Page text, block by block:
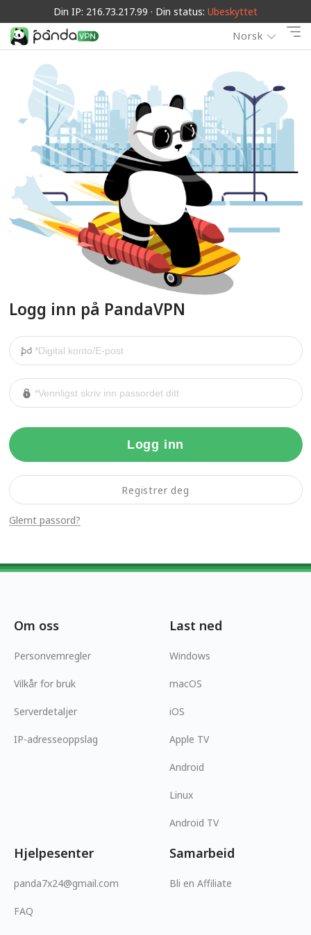
Din IP: 216.73.217.99 · Din status: Ubeskyttet
Norsk
Logg inn på PandaVPN
Logg inn
Glemt passord?
Registrer deg
Om oss
Personvernregler
Vilkår for bruk
Serverdetaljer
IP-adresseoppslag
Last ned
Windows
macOS
iOS
Apple TV
Android
Linux
Android TV
Hjelpesenter
panda7x24@gmail.com
FAQ
Samarbeid
Bli en Affiliate